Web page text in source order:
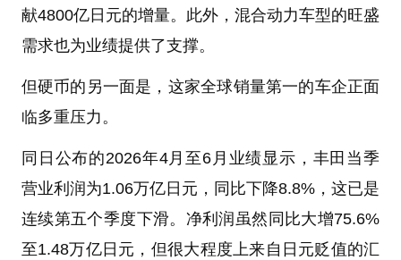
献4800亿日元的增量。此外，混合动力车型的旺盛
需求也为业绩提供了支撑。
但硬币的另一面是，这家全球销量第一的车企正面
临多重压力。
同日公布的2026年4月至6月业绩显示，丰田当季
营业利润为1.06万亿日元，同比下降8.8%，这已是
连续第五个季度下滑。净利润虽然同比大增75.6%
至1.48万亿日元，但很大程度上来自日元贬值的汇